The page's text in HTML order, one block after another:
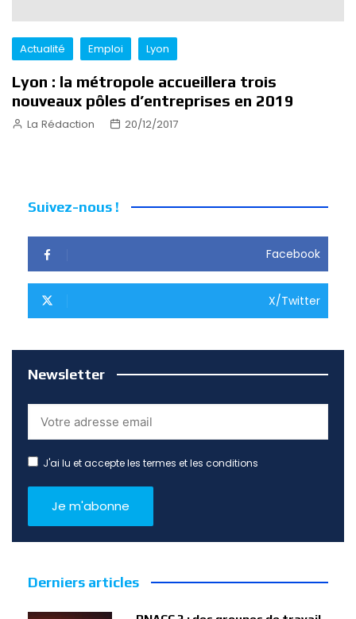
Actualité Emploi Lyon
Lyon : la métropole accueillera trois
nouveaux pôles d’entreprises en 2019
La Rédaction 20/12/2017
Suivez-nous !
Facebook
X/Twitter
Newsletter
J'ai lu et accepte les termes et les conditions
Derniers articles